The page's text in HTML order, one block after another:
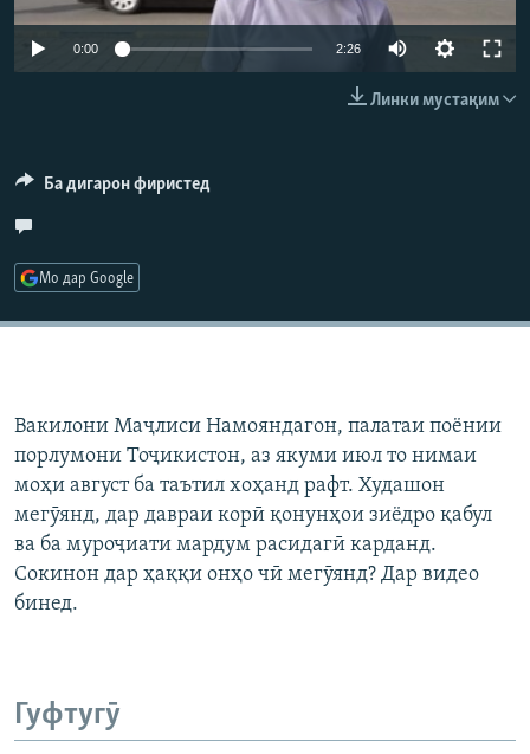
ГУЗОРИШҲОИ РАДИОӢ
Русский
Ҳамаи сомонаҳои RFE/RL
Auto 240p
0:00 2:26
Линки мустақим
Ба дигарон фиристед
Мо дар Google
Вакилони Маҷлиси Намояндагон, палатаи поёнии
порлумони Тоҷикистон, аз якуми июл то нимаи
моҳи август ба таътил хоҳанд рафт. Худашон
мегӯянд, дар давраи корӣ қонунҳои зиёдро қабул
ва ба муроҷиати мардум расидагӣ карданд.
Сокинон дар ҳаққи онҳо чӣ мегӯянд? Дар видео
бинед.
Гуфтугӯ